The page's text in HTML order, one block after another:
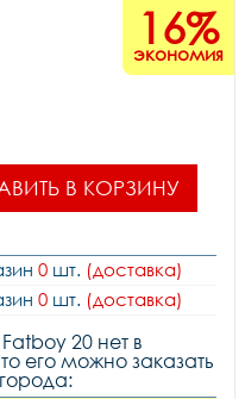
16%
экономия
В КОРЗИНУ
0 шт. (доставка)
0 шт. (доставка)
20 нет в
его можно заказать